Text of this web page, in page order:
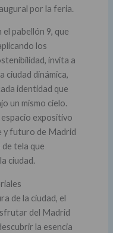
por la feria.
el pabellón 9, que
los
invita a
ciudad dinámica,
identidad que
un mismo cielo.
expositivo
y futuro de Madrid
tela que
ciudad.
de la ciudad, el
del Madrid
la esencia